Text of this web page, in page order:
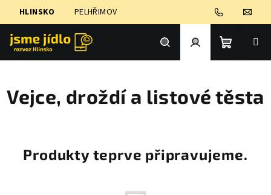
HLINSKO PELHŘIMOV
Hledat PřihlášeníNákupní
košík
Vejce, droždí a listové těsta
Produkty teprve připravujeme.